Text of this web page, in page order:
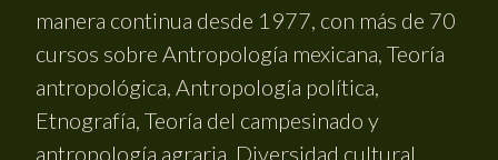
manera continua desde 1977, con más de 70
cursos sobre Antropología mexicana, Teoría
antropológica, Antropología política,
Etnografía, Teoría del campesinado y
antropología agraria, Diversidad cultural,